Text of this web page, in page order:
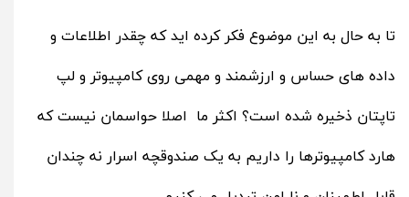
تا به حال به این موضوع فکر کرده‌ اید که چقدر اطلاعات و
داده های حساس و ارزشمند و مهمی روی کامپیوتر و لپ
تاپتان ذخیره شده است؟ اکثر ما اصلا حواسمان نیست که
هارد کامپیوترها را داریم به یک صندوقچه اسرار نه چندان